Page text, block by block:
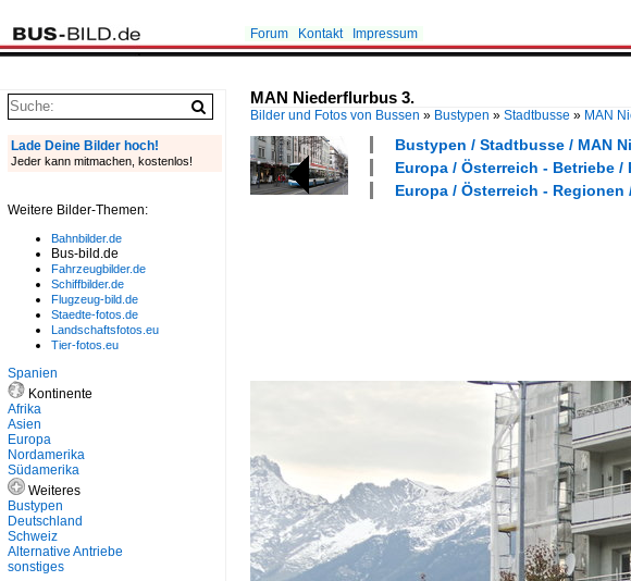
Forum Kontakt Impressum
MAN Niederflurbus 3.
Bilder und Fotos von Bussen » Bustypen » Stadtbusse » MAN
Bustypen / Stadtbusse / MAN
Europa / Österreich - Betriebe /
Europa / Österreich - Regionen
Lade Deine Bilder hoch!
Jeder kann mitmachen, kostenlos!
Weitere Bilder-Themen:
Bahnbilder.de
Bus-bild.de
Fahrzeugbilder.de
Schiffbilder.de
Flugzeug-bild.de
Staedte-fotos.de
Landschaftsfotos.eu
Tier-fotos.eu
Spanien
Kontinente
Afrika
Asien
Europa
Nordamerika
Südamerika
Weiteres
Bustypen
Deutschland
Schweiz
Alternative Antriebe
sonstiges